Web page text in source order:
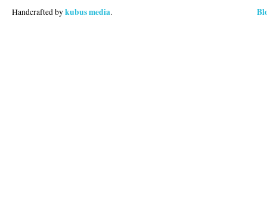
Handcrafted bykubus media.